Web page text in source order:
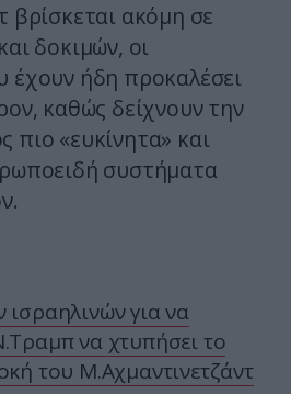
βρίσκεται ακόμη σε
δοκιμών, οι
έχουν ήδη προκαλέσει
καθώς δείχνουν την
πιο «ευκίνητα» και
συστήματα
ισραηλινών για να
να χτυπήσει το
του Μ.Αχμαντινετζάντ